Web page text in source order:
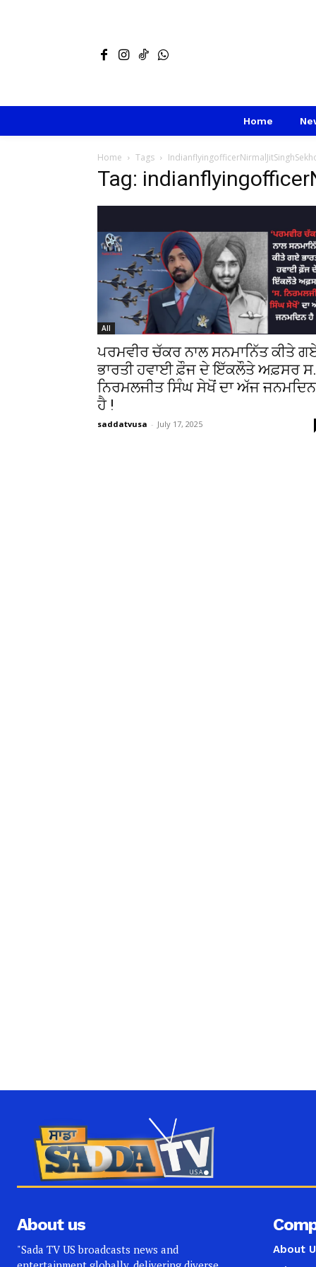
Home
Home Tags
Tag:
All
ਪਰਮਵੀਰ ਚੱਕਰ ਨਾਲ ਸਨਮਾਨਿੱਤ ਕੀਤੇ
ਭਾਰਤੀ ਹਵਾਈ ਫ਼ੌਜ ਦੇ ਇੱਕਲੌਤੇ ਅਫ਼ਸਰ ਸ.
ਨਿਰਮਲਜੀਤ ਸਿੰਘ ਸੇਖੋਂ ਦਾ ਅੱਜ ਜਨਮਦਿਨ
ਹੈ !
saddatvusa - July 17, 2025
About us
"Sada TV US broadcasts news and
About